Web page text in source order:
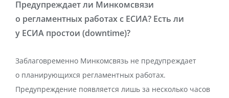
Предупреждает ли Минкомсвязи
о регламентных работах с ЕСИА? Есть ли
у ЕСИА простои (downtime)?
Заблаговременно Минкомсвязь не предупреждает
о планирующихся регламентных работах.
Предупреждение появляется лишь за несколько часов